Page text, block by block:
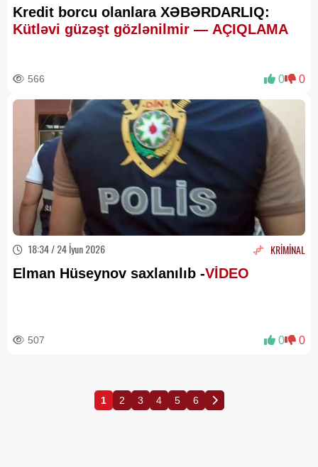
Kredit borcu olanlara XƏBƏRDARLIQ:
Kütləvi güzəşt gözlənilmir — AÇIQLAMA
566 0 0
18:34 / 24 İyun 2026 KRİMİNAL
Elman Hüseynov saxlanılıb -VİDEO
507 0 0
1 2 3 4 5 6